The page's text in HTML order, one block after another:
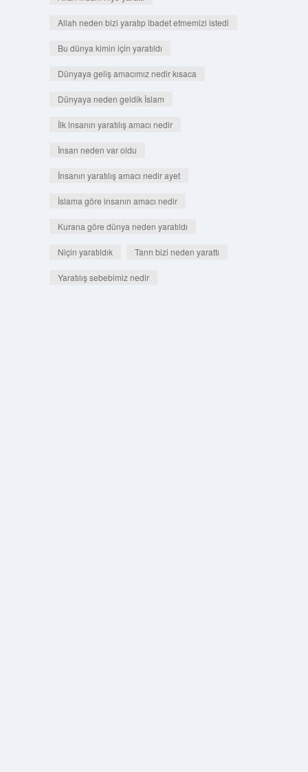
Allah neden bizi yaratıp ibadet etmemizi istedi
Bu dünya kimin için yaratıldı
Dünyaya geliş amacımız nedir kısaca
Dünyaya neden geldik İslam
İlk insanın yaratılış amacı nedir
İnsan neden var oldu
İnsanın yaratılış amacı nedir ayet
İslama göre insanın amacı nedir
Kurana göre dünya neden yaratıldı
Niçin yaratıldık Tanrı bizi neden yarattı
Yaratılış sebebimiz nedir